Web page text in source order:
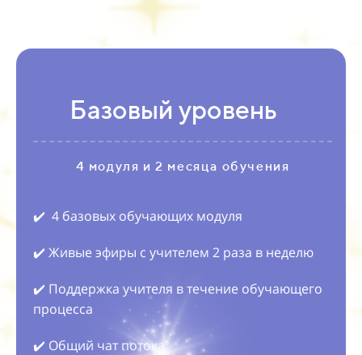
Базовый уровень
4 модуля и 2 месяца обучения
✔️ 4 базовых обучающих модуля
✔️ Живые эфиры с учителем 2 раза в неделю
✔️ Поддержка учителя в течение обучающего
процесса
✔️ Общий чат потока